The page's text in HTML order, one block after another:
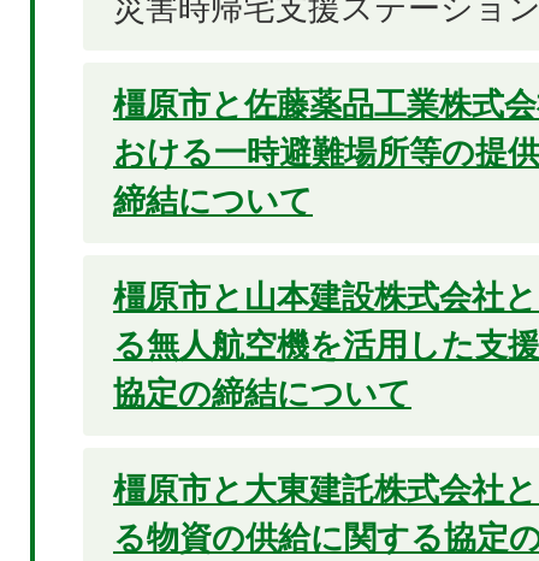
橿原市と佐藤薬品工業株式
おける一時避難場所等の提
締結について
橿原市と山本建設株式会社
る無人航空機を活用した支
協定の締結について
橿原市と大東建託株式会社
る物資の供給に関する協定